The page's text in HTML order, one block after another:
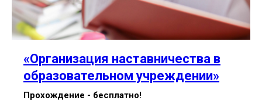
«Организация наставничества в
образовательном учреждении»
Прохождение - бесплатно!